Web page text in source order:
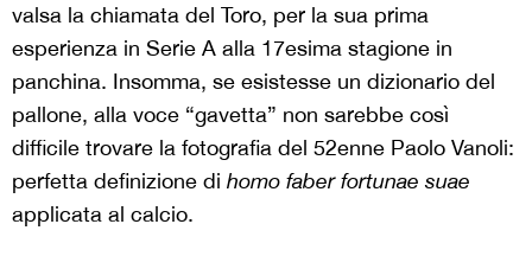
valsa la chiamata del Toro, per la sua prima
esperienza in Serie A alla 17esima stagione in
panchina. Insomma, se esistesse un dizionario del
pallone, alla voce “gavetta” non sarebbe così
difficile trovare la fotografia del 52enne Paolo Vanoli:
perfetta definizione di homo faber fortunae suae
applicata al calcio.